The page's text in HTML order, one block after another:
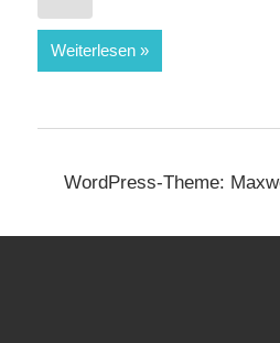
Weiterlesen
WordPress-Theme: